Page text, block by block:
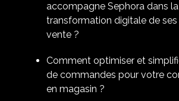
accompagne Sephora dans
transformation digitale de
vente ?
Comment optimiser et
de commandes pour votre
en magasin ?